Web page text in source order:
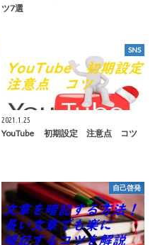
ツ7選
SNS
2021.1.25
YouTube 初期設定 注意点 コツ
自己啓発